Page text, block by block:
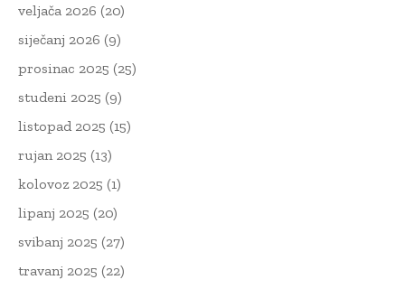
veljača 2026 (20)
siječanj 2026 (9)
prosinac 2025 (25)
studeni 2025 (9)
listopad 2025 (15)
rujan 2025 (13)
kolovoz 2025 (1)
lipanj 2025 (20)
svibanj 2025 (27)
travanj 2025 (22)